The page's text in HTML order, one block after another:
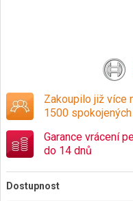
Zakoupilo již více
1500
Garance vrácení
do 14 dnů
Dostupnost